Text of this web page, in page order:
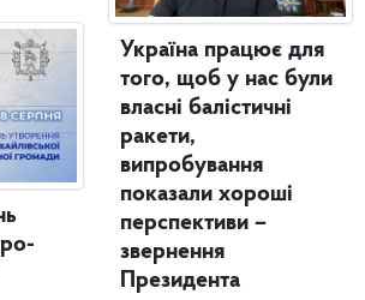
Україна працює для
того, щоб у нас були
власні балістичні
ракети,
випробування
показали хороші
перспективи –
звернення
Президента